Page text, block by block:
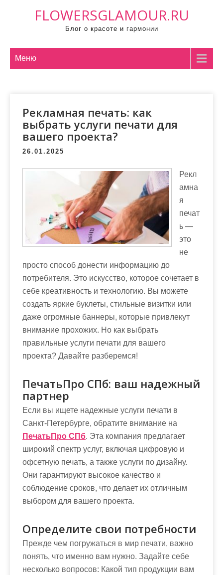
FLOWERSGLAMOUR.RU
Блог о красоте и гармонии
Меню
Рекламная печать: как
выбрать услуги печати для
вашего проекта?
26.01.2025
Рекл
амна
я
печат
ь —
это
не
просто способ донести информацию до
потребителя. Это искусство, которое сочетает в
себе креативность и технологию. Вы можете
создать яркие буклеты, стильные визитки или
даже огромные баннеры, которые привлекут
внимание прохожих. Но как выбрать
правильные услуги печати для вашего
проекта? Давайте разберемся!
ПечатьПро СПб: ваш надежный
партнер
Если вы ищете надежные услуги печати в
Санкт-Петербурге, обратите внимание на
ПечатьПро СПб. Эта компания предлагает
широкий спектр услуг, включая цифровую и
офсетную печать, а также услуги по дизайну.
Они гарантируют высокое качество и
соблюдение сроков, что делает их отличным
выбором для вашего проекта.
Определите свои потребности
Прежде чем погружаться в мир печати, важно
понять, что именно вам нужно. Задайте себе
несколько вопросов: Какой тип продукции вам